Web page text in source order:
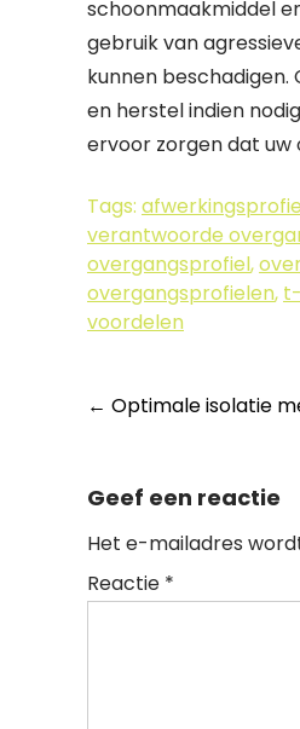
schoonmaakmiddel
gebruik van
kunnen
en herstel indien
ervoor zorgen dat uw
Tags:
verantwoorde
overgangsprofiel,
overgangsprofielen,
voordelen
← Optimale isolatie
Geef een reactie
Het e-mailadres
Reactie *